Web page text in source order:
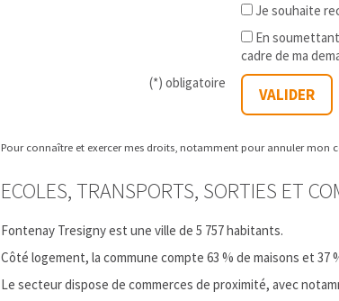
Je souhaite
En
cadre de ma
(*) obligatoire
Pour connaître et exercer mes droits, notamment pour annuler mon
ECOLES, TRANSPORTS, SORTIES ET
Fontenay Tresigny est une ville de 5 757 habitants.
Côté logement, la commune compte 63 % de maisons et
Le secteur dispose de commerces de proximité, avec